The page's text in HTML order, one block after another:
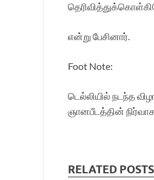
என்று பேசினார்.
Foot Note:
டெல்லியில் நடந்த
ஞானபீடத்தின்
RELATED POSTS